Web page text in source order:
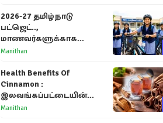
2026-27 தமிழ்நாடு
பட்ஜெட்..,
மாணவர்களுக்காக
வெளியான முக்கிய
Manithan
Health Benefits Of
Cinnamon :
இலவங்கப்பட்டையின்
மருத்துவ குணங்களும்
Manithan